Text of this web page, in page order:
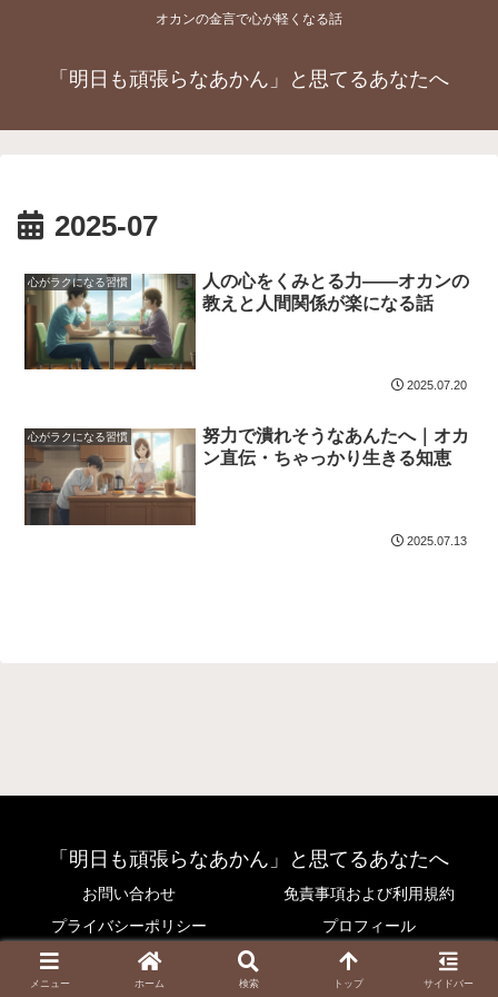
オカンの金言で心が軽くなる話
「明日も頑張らなあかん」と思てるあなたへ
2025-07
心がラクになる習慣
人の心をくみとる力――オカンの
教えと人間関係が楽になる話
2025.07.20
心がラクになる習慣
努力で潰れそうなあんたへ｜オカ
ン直伝・ちゃっかり生きる知恵
2025.07.13
「明日も頑張らなあかん」と思てるあなたへ
お問い合わせ
免責事項および利用規約
プライバシーポリシー
プロフィール
© 2025 「明日も頑張らなあかん」と思てるあなたへ.
メニュー ホーム 検索 トップ サイドバー